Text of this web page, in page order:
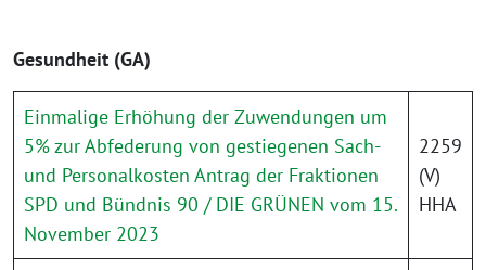
Gesundheit (GA)
Einmalige Erhöhung der Zuwendungen um
5% zur Abfederung von gestiegenen Sach-
und Personalkosten Antrag der Fraktionen
SPD und Bündnis 90 / DIE GRÜNEN vom 15.
November 2023
2259
(V)
HHA